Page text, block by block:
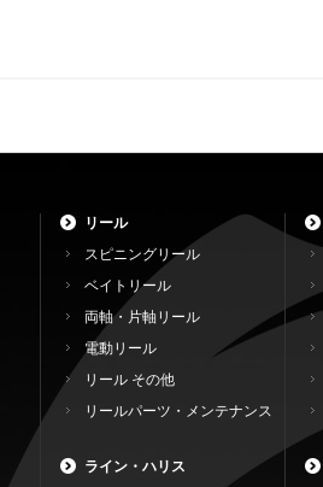
リール
スピニングリール
ベイトリール
両軸・片軸リール
電動リール
リール その他
リールパーツ・メンテナンス
ライン・ハリス